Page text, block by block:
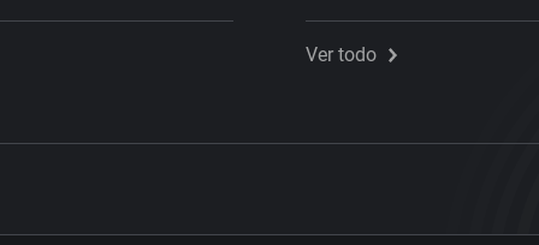
Ver todo